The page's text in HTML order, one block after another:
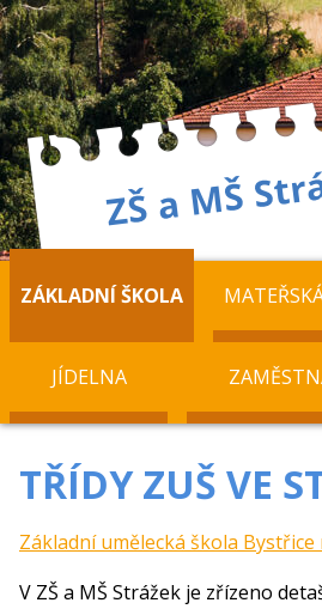
ZÁKLADNÍ ŠKOLA
JÍDELNA
TŘÍDY ZUŠ VE
Základní umělecká škola
V ZŠ a MŠ Strážek je zřízeno